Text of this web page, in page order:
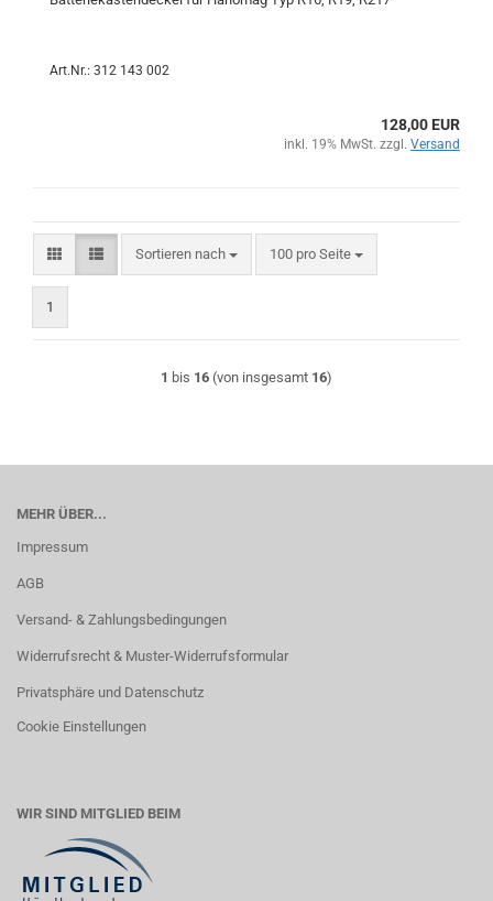
Art.Nr.: 312 143 002
128,00 EUR
inkl. 19% MwSt. zzgl. Versand
Sortieren nach
Sortieren nach 100 pro Seite
pro Seite
1
1 bis 16 (von insgesamt 16)
MEHR ÜBER...
Impressum
AGB
Versand- & Zahlungsbedingungen
Widerrufsrecht & Muster-Widerrufsformular
Privatsphäre und Datenschutz
Cookie Einstellungen
WIR SIND MITGLIED BEIM